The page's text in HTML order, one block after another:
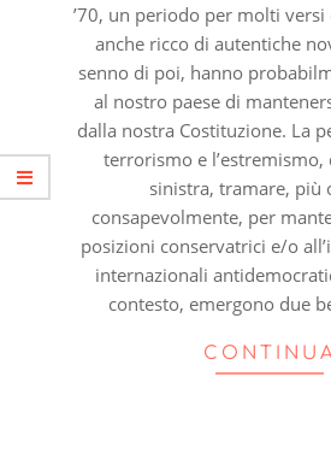
’70, un periodo per molti
anche ricco di autentiche
senno di poi, hanno
al nostro paese di
dalla nostra Costituzione. La
terrorismo e l’estremismo,
sinistra, tramare, più
consapevolmente, per
posizioni conservatrici e/o
internazionali
contesto, emergono due